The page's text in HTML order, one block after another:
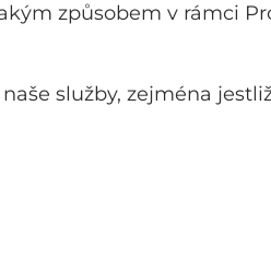
způsobem v rámci
služby, zejména